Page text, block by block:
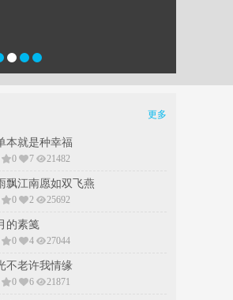
更多
本就是种幸福
0 7 21482
飘江南愿如双飞燕
0 2 25692
的素䇳
0 4 27044
不老许我情缘
0 6 21871